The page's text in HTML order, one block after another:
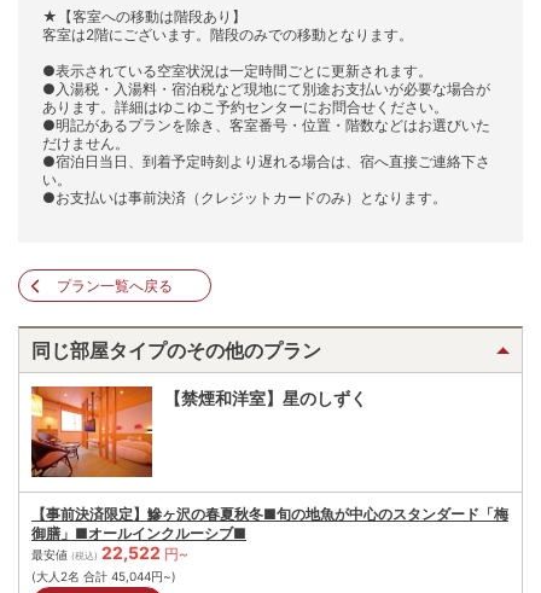
★【客室への移動は階段あり】
客室は2階にございます。階段のみでの移動となります。
●表示されている空室状況は一定時間ごとに更新されます。
●入湯税・入湯料・宿泊税など現地にて別途お支払いが必要な場合が
あります。詳細はゆこゆこ予約センターにお問合せください。
●明記があるプランを除き、客室番号・位置・階数などはお選びいた
だけません。
●宿泊日当日、到着予定時刻より遅れる場合は、宿へ直接ご連絡下さ
い。
●お支払いは事前決済（クレジットカードのみ）となります。
プラン一覧へ戻る
同じ部屋タイプのその他のプラン
【禁煙和洋室】星のしずく
【事前決済限定】鰺ヶ沢の春夏秋冬■旬の地魚が中心のスタンダード「梅
御膳」■オールインクルーシブ■
最安値 (税込) 22,522 円~
(大人2名 合計 45,044円~)